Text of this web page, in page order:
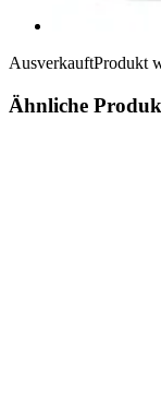
AusverkauftProdukt
Ähnliche